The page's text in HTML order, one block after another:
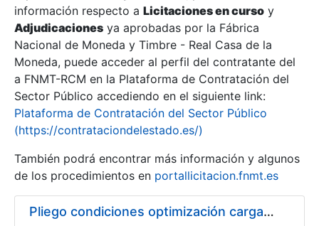
Erakutsi/Ezkutatu
Erakutsi/Ezkutatu
información respecto a Licitaciones en curso y
Adjudicaciones ya aprobadas por la Fábrica
Nacional de Moneda y Timbre - Real Casa de la
Moneda, puede acceder al perfil del contratante del
a FNMT-RCM en la Plataforma de Contratación del
Sector Público accediendo en el siguiente link:
Plataforma de Contratación del Sector Público
(https://contrataciondelestado.es/)
También podrá encontrar más información y algunos
de los procedimientos en portallicitacion.fnmt.es
Pliego condiciones optimización cargas compras firmado